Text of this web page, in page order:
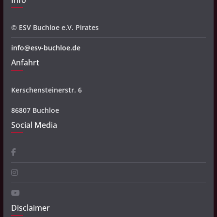
© ESV Buchloe e.V. Pirates
info@esv-buchloe.de
Anfahrt
Kerschensteinerstr. 6
86807 Buchloe
Social Media
Disclaimer